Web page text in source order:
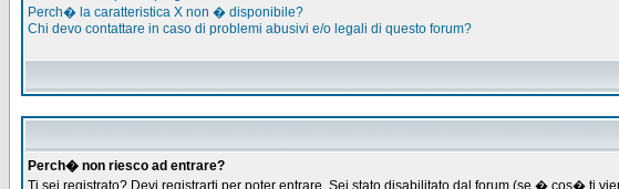
Perch� la caratteristica X non � disponibile?
Chi devo contattare in caso di problemi abusivi e/o legali di questo forum?
Perch� non riesco ad entrare?
Ti sei registrato? Devi registrarti per poter entrare. Sei stato disabilitato dal forum (se � cos� ti